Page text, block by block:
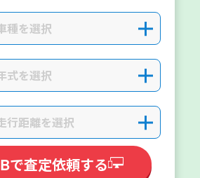
種を選択 ＋
式を選択 ＋
行距離を選択 ＋
で査定依頼する